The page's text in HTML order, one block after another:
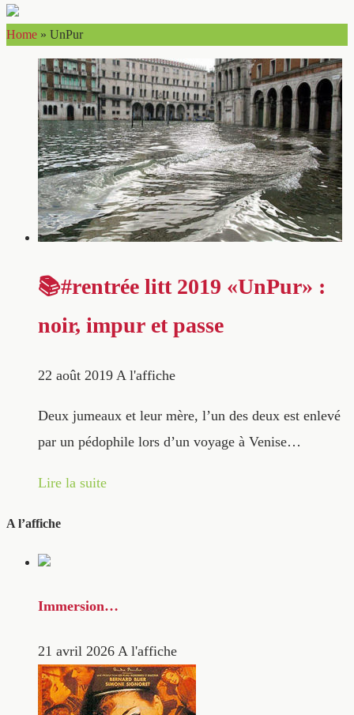
Home » UnPur
📚#rentrée litt 2019 «UnPur» :
noir, impur et passe
22 août 2019 A l'affiche
Deux jumeaux et leur mère, l’un des deux est enlevé
par un pédophile lors d’un voyage à Venise…
Lire la suite
A l’affiche
Immersion…
21 avril 2026 A l'affiche